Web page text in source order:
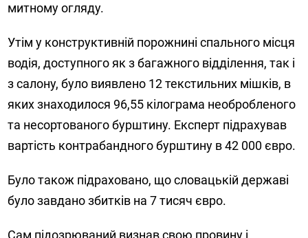
митному огляду.
Утім у конструктивній порожнині спального місця
водія, доступного як з багажного відділення, так і
з салону, було виявлено 12 текстильних мішків, в
яких знаходилося 96,55 кілограма необробленого
та несортованого бурштину. Експерт підрахував
вартість контрабандного бурштину в 42 000 євро.
Було також підраховано, що словацькій державі
було завдано збитків на 7 тисяч євро.